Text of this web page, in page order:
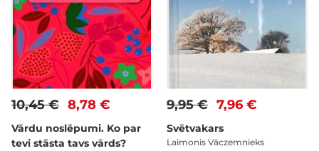
8,78 €
10,45 €
Vārdu noslēpumi. Ko par
tevi stāsta tavs vārds?
7,96 €
9,95 €
Svētvakars
Laimonis Vāczemnieks